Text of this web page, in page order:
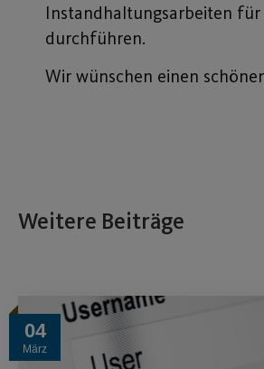
Instandhaltungsarbeiten für
durchführen.
Wir wünschen einen
Weitere Beiträge
04
März